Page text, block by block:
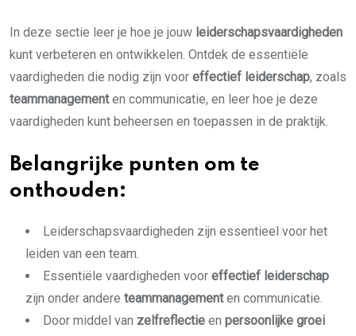
In deze sectie leer je hoe je jouw leiderschapsvaardigheden
kunt verbeteren en ontwikkelen. Ontdek de essentiële
vaardigheden die nodig zijn voor effectief leiderschap, zoals
teammanagementen communicatie, en leer hoe je deze
vaardigheden kunt beheersen en toepassen in de praktijk.
Belangrijke punten om te
onthouden:
Leiderschapsvaardigheden zijn essentieel voor het
leiden van een team.
Essentiële vaardigheden voor effectief leiderschap
zijn onder andere teammanagementen communicatie.
Door middel van zelfreflectie en persoonlijke groei